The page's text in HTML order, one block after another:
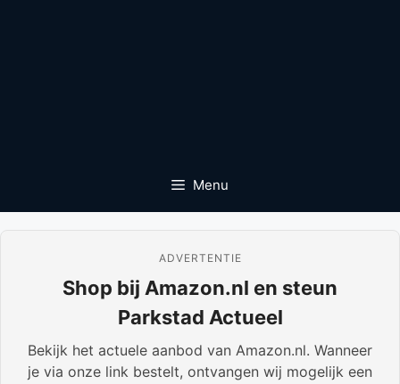
Menu
ADVERTENTIE
Shop bij Amazon.nl en steun
Parkstad Actueel
Bekijk het actuele aanbod van Amazon.nl. Wanneer
je via onze link bestelt, ontvangen wij mogelijk een